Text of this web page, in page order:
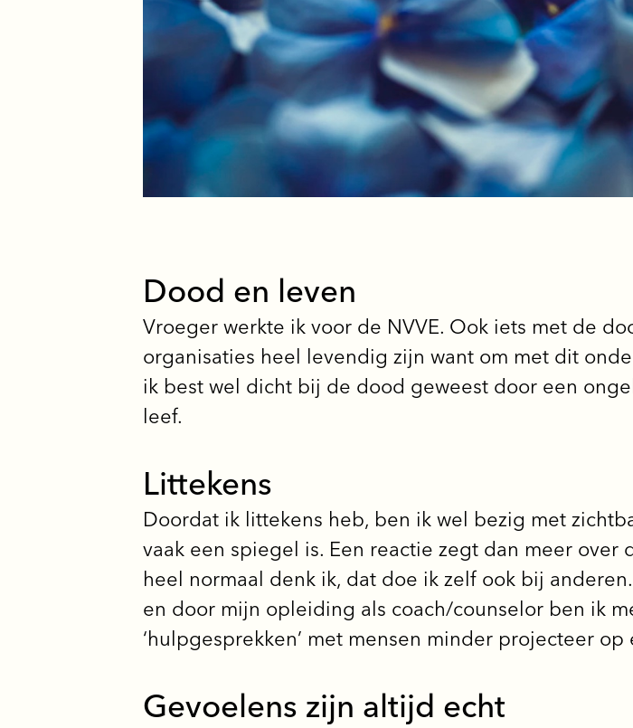
Dood en leven
Vroeger werkte ik voor de NVVE. Ook iets met de
organisaties heel levendig zijn want om met dit
ik best wel dicht bij de dood geweest door een
leef.
Littekens
Doordat ik littekens heb, ben ik wel bezig met
vaak een spiegel is. Een reactie zegt dan meer
heel normaal denk ik, dat doe ik zelf ook bij
en door mijn opleiding als coach/counselor ben ik
‘hulpgesprekken’ met mensen minder projecteer op
Gevoelens zijn altijd echt